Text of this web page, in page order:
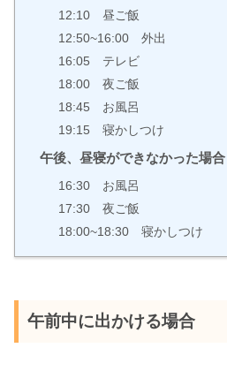
12:10 昼ご飯
12:50~16:00 外出
16:05 テレビ
18:00 夜ご飯
18:45 お風呂
19:15 寝かしつけ
午後、昼寝ができなかった場合
16:30 お風呂
17:30 夜ご飯
18:00~18:30 寝かしつけ
午前中に出かける場合